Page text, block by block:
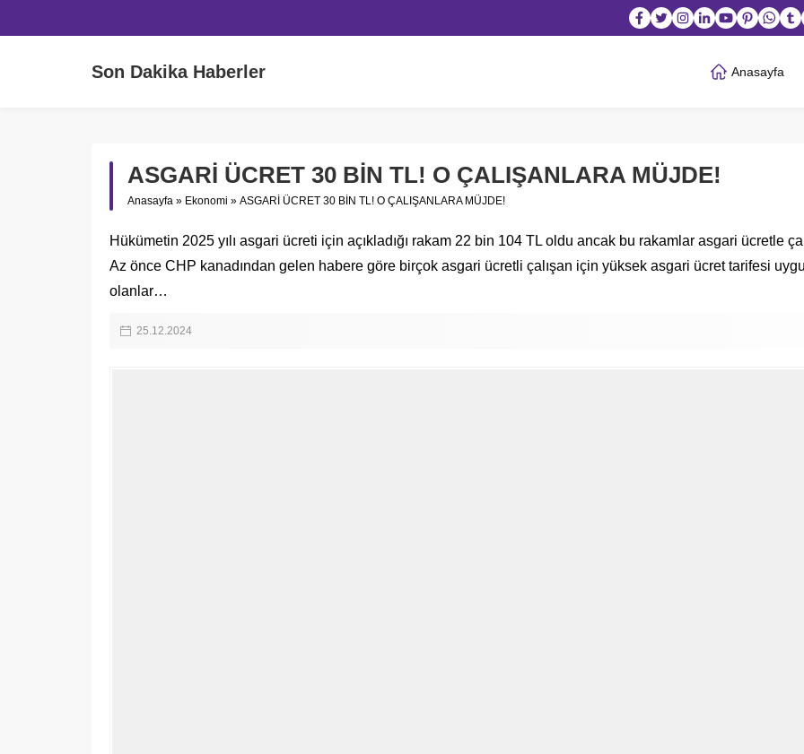
Son Dakika Haberler Anasayfa
ASGARİ ÜCRET 30 BİN TL! O ÇALIŞANLARA MÜJDE!
Anasayfa » Ekonomi » ASGARİ ÜCRET 30 BİN TL! O ÇALIŞANLARA MÜJDE!
Hükümetin 2025 yılı asgari ücreti için açıkladığı rakam 22 bin 104 TL oldu ancak bu rakamlar asgari ücretle
Az önce CHP kanadından gelen habere göre birçok asgari ücretli çalışan için yüksek asgari ücret tarifesi
olanlar…
25.12.2024